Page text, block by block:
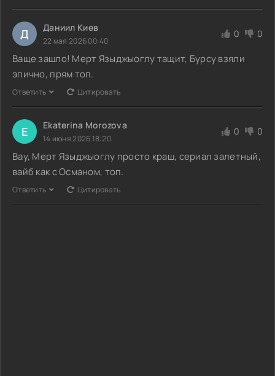
Д Даниил Киев
22 мая 2026 00:40
0 0
Ваще зашло! Мерт Языджыоглу тащит, Бурсу взяли
эпично, прям топ.
Ответить Цитировать
E Ekaterina Morozova
14 июня 2026 18:20
0 0
Вау, Мерт Языджыоглу просто краш, сериал залетный,
вайб как с Османом, топ.
Ответить Цитировать